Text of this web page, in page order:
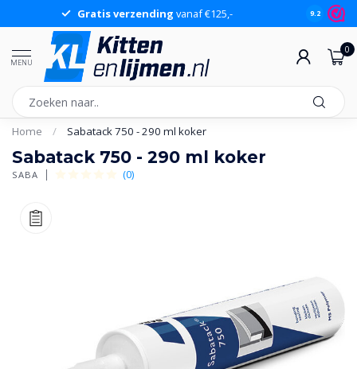
Gratis verzending vanaf €125,- 9.2
MENU
0
Home / Sabatack 750 - 290 ml koker
Sabatack 750 - 290 ml koker
SABA (0)